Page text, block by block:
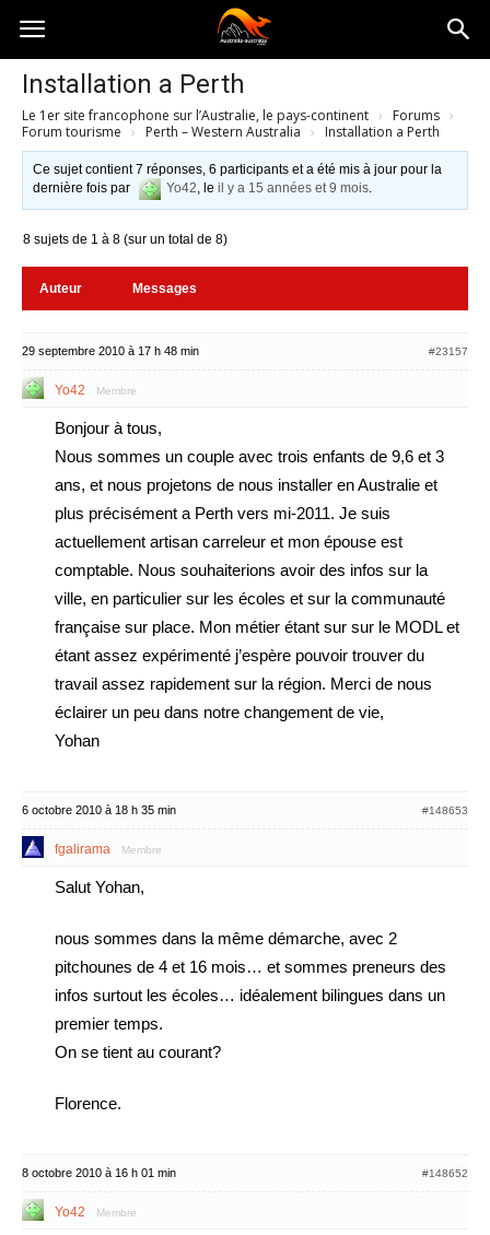
Australia-
australie.com
Installation a Perth
Le 1er site francophone sur l’Australie, le pays-continent › Forums ›
Forum tourisme › Perth – Western Australia › Installation a Perth
Ce sujet contient 7 réponses, 6 participants et a été mis à jour pour la
dernière fois par
Yo42, leil y a 15 années et 9 mois.
8 sujets de 1 à 8 (sur un total de 8)
Auteur Messages
29 septembre 2010 à 17 h 48 min #23157
Yo42 Membre
Bonjour à tous,
Nous sommes un couple avec trois enfants de 9,6 et 3
ans, et nous projetons de nous installer en Australie et
plus précisément a Perth vers mi-2011. Je suis
actuellement artisan carreleur et mon épouse est
comptable. Nous souhaiterions avoir des infos sur la
ville, en particulier sur les écoles et sur la communauté
française sur place. Mon métier étant sur sur le MODL et
étant assez expérimenté j’espère pouvoir trouver du
travail assez rapidement sur la région. Merci de nous
éclairer un peu dans notre changement de vie,
Yohan
6 octobre 2010 à 18 h 35 min #148653
fgalirama Membre
Salut Yohan,
nous sommes dans la même démarche, avec 2
pitchounes de 4 et 16 mois… et sommes preneurs des
infos surtout les écoles… idéalement bilingues dans un
premier temps.
On se tient au courant?
Florence.
8 octobre 2010 à 16 h 01 min #148652
Yo42 Membre